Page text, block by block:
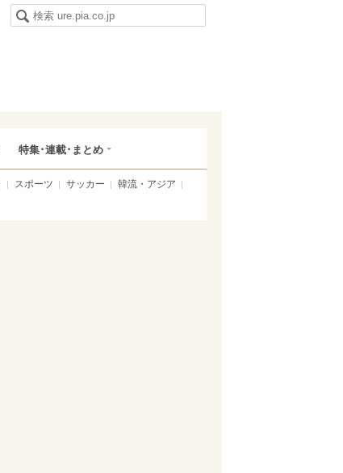
特集･連載･まとめ
スポーツ サッカー
韓流・アジア